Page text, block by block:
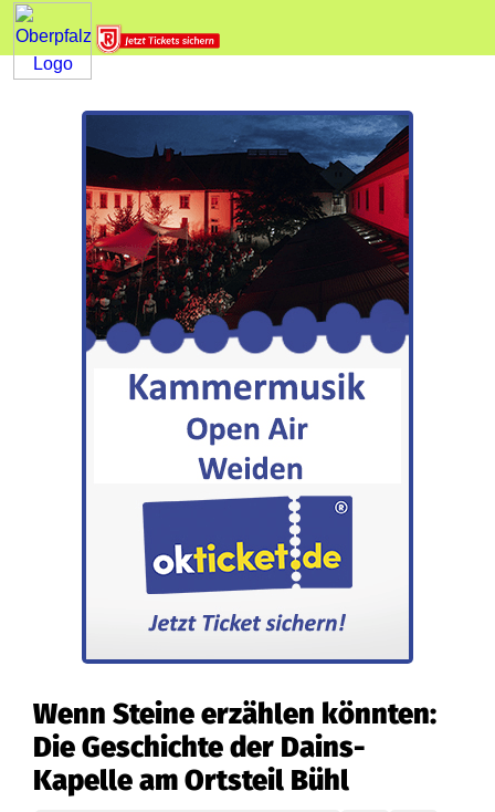
Wenn Steine erzählen könnten:
Die Geschichte der Dains-
Kapelle am Ortsteil Bühl